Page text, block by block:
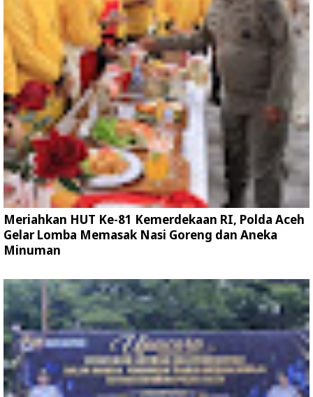
Meriahkan HUT Ke-81 Kemerdekaan RI, Polda Aceh
Gelar Lomba Memasak Nasi Goreng dan Aneka
Minuman